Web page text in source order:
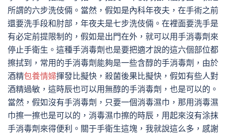
所謂的六步洗伎倆。當然，假如是內科年夜夫，在手術之前
還要洗手段和肘部，年夜夫是七步洗伎倆。在裡面要洗手是
有必定前提限制的，假如是出門在外，就可以用手消毒劑來
停止手衛生。這種手消毒劑也是要把適才說的這六個部位都
擦拭到，常用的手消毒劑能夠是一些含醇的手消毒劑，由於
酒精包養情婦揮發比擬快，殺菌後果比擬快，假如有些人對
酒精過敏，這時辰也可以用無醇的手消毒劑，也是可以的。
當然，假如沒有手消毒劑，只要一個消毒濕巾，那用消毒濕
巾擦一擦也是可以的，消毒濕巾擦的時辰，用起來沒有涂抹
手消毒劑來得便利。關于手衛生這塊，我就說這么多，感謝